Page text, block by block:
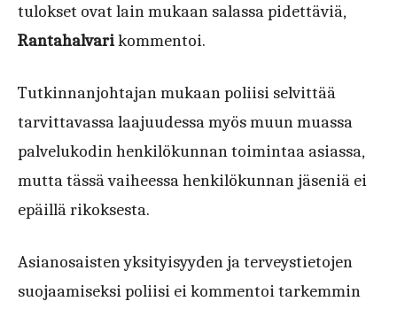
tulokset ovat lain mukaan salassa pidettäviä,
Rantahalvarikommentoi.
Tutkinnanjohtajan mukaan poliisi selvittää
tarvittavassa laajuudessa myös muun muassa
palvelukodin henkilökunnan toimintaa asiassa,
mutta tässä vaiheessa henkilökunnan jäseniä ei
epäillä rikoksesta.
Asianosaisten yksityisyyden ja terveystietojen
suojaamiseksi poliisi ei kommentoi tarkemmin